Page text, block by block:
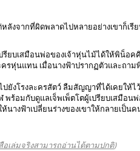
ลังจากที่ผิดพลาดไปหลายอย่างเขาก็เ
รียบเสมือนพ่อของเจ้าหุ่นไม้ได้ให้พิน็อ
รหุ่นแทน เมื่อนางฟ้าปรากฏตัวและถ
ยังโรงละครสัตว์ ลืมสัญญาที่ได้เคยให้ไ
ร้อมกับดูแลเจ็พเพ็ตโตผู้เปรียบเสมือ
างฟ้าเปลี่ยนร่างของเขาให้กลายเป็น
อเล่มจริงสามารถอ่านได้ตามปกติ)